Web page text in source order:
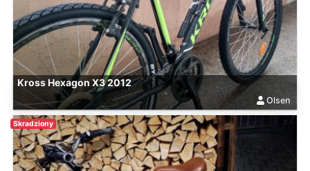
Kross Hexagon X3 2012
Olsen
Skradziony